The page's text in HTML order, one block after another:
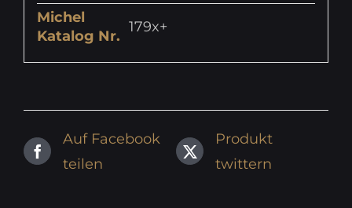
Michel
Katalog Nr.
179x+
Auf Facebook
teilen
Produkt
twittern